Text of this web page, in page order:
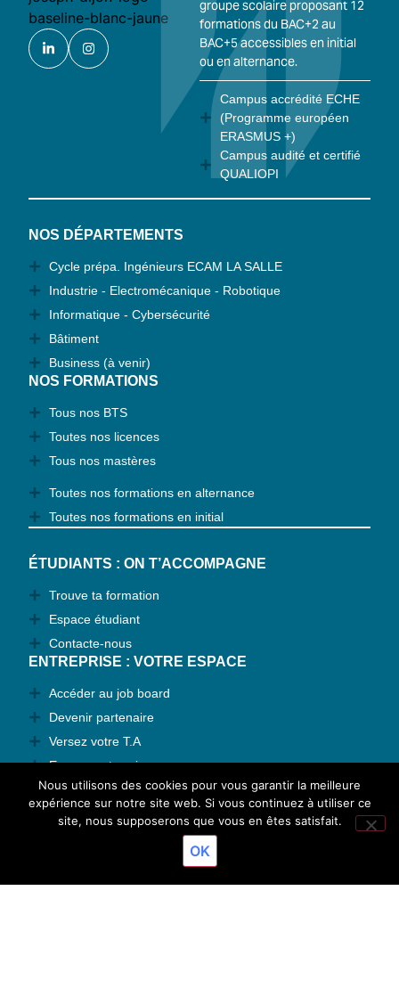
groupe scolaire proposant 12
formations du BAC+2 au
BAC+5 accessibles en initial
ou en alternance.
Campus accrédité ECHE
(Programme européen
ERASMUS +)
Campus audité et certifié
QUALIOPI
NOS DÉPARTEMENTS
Cycle prépa. Ingénieurs ECAM LA SALLE
Industrie - Electromécanique - Robotique
Informatique - Cybersécurité
Bâtiment
Business (à venir)
NOS FORMATIONS
Tous nos BTS
Toutes nos licences
Tous nos mastères
Toutes nos formations en alternance
Toutes nos formations en initial
ÉTUDIANTS : ON T’ACCOMPAGNE
Trouve ta formation
Espace étudiant
Contacte-nous
ENTREPRISE : VOTRE ESPACE
Accéder au job board
Devenir partenaire
Versez votre T.A
Espace entreprise
Contactez-nous
TAUX DE RÉUSSITE
Nous utilisons des cookies pour vous garantir la meilleure
expérience sur notre site web. Si vous continuez à utiliser ce
site, nous supposerons que vous en êtes satisfait.
OK